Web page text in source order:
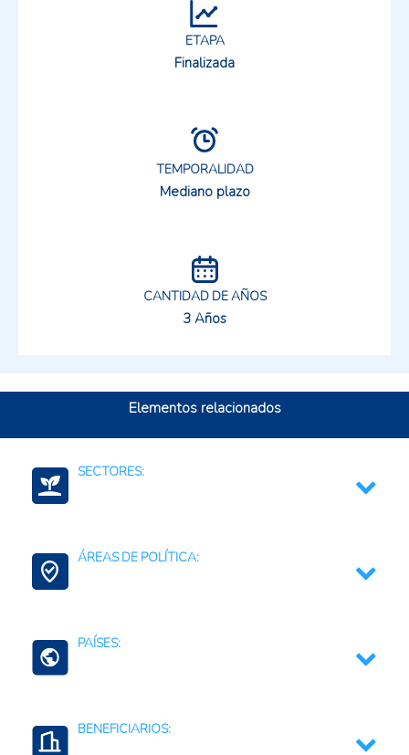
ETAPA
Finalizada
TEMPORALIDAD
Mediano plazo
CANTIDAD DE AÑOS
3 Años
Elementos relacionados
SECTORES:
Ciencia, tecnología e innovación
ÁREAS DE POLÍTICA:
Contexto Agroalimentario
PAÍSES:
Costa Rica
BENEFICIARIOS: